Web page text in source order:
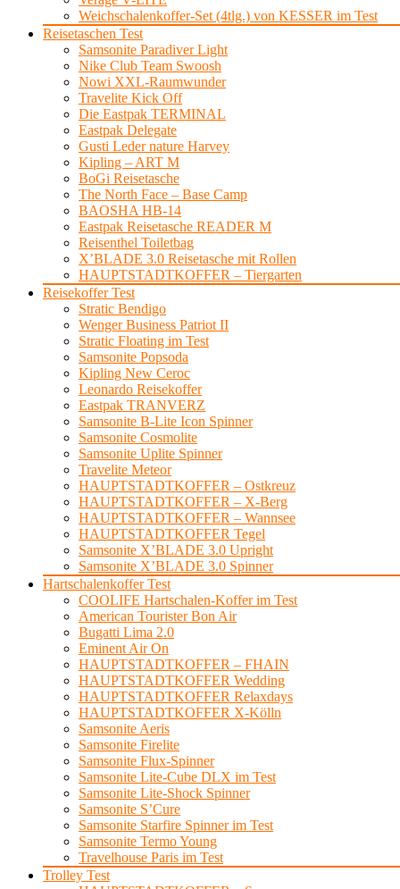
Weichschalenkoffer-Set (4tlg.) von KESSER im Test
Reisetaschen Test
Samsonite Paradiver Light
Nike Club Team Swoosh
Nowi XXL-Raumwunder
Travelite Kick Off
Die Eastpak TERMINAL
Eastpak Delegate
Gusti Leder nature Harvey
Kipling – ART M
BoGi Reisetasche
The North Face – Base Camp
BAOSHA HB-14
Eastpak Reisetasche READER M
Reisenthel Toiletbag
X’BLADE 3.0 Reisetasche mit Rollen
HAUPTSTADTKOFFER – Tiergarten
Reisekoffer Test
Stratic Bendigo
Wenger Business Patriot II
Stratic Floating im Test
Samsonite Popsoda
Kipling New Ceroc
Leonardo Reisekoffer
Eastpak TRANVERZ
Samsonite B-Lite Icon Spinner
Samsonite Cosmolite
Samsonite Uplite Spinner
Travelite Meteor
HAUPTSTADTKOFFER – Ostkreuz
HAUPTSTADTKOFFER – X-Berg
HAUPTSTADTKOFFER – Wannsee
HAUPTSTADTKOFFER Tegel
Samsonite X’BLADE 3.0 Upright
Samsonite X’BLADE 3.0 Spinner
Hartschalenkoffer Test
COOLIFE Hartschalen-Koffer im Test
American Tourister Bon Air
Bugatti Lima 2.0
Eminent Air On
HAUPTSTADTKOFFER – FHAIN
HAUPTSTADTKOFFER Wedding
HAUPTSTADTKOFFER Relaxdays
HAUPTSTADTKOFFER X-Kölln
Samsonite Aeris
Samsonite Firelite
Samsonite Flux-Spinner
Samsonite Lite-Cube DLX im Test
Samsonite Lite-Shock Spinner
Samsonite S’Cure
Samsonite Starfire Spinner im Test
Samsonite Termo Young
Travelhouse Paris im Test
Trolley Test